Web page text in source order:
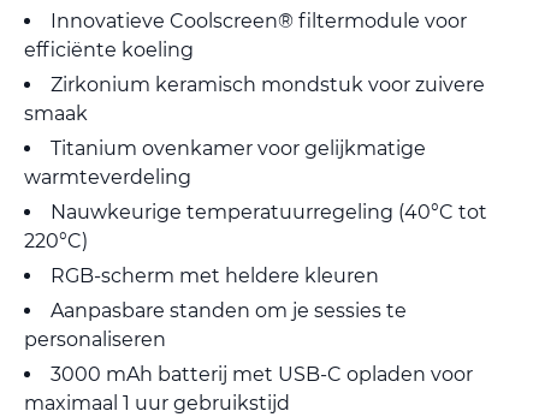
Innovatieve Coolscreen® filtermodule voor
efficiënte koeling
Zirkonium keramisch mondstuk voor zuivere
smaak
Titanium ovenkamer voor gelijkmatige
warmteverdeling
Nauwkeurige temperatuurregeling (40°C tot
220°C)
RGB-scherm met heldere kleuren
Aanpasbare standen om je sessies te
personaliseren
3000 mAh batterij met USB-C opladen voor
maximaal 1 uur gebruikstijd